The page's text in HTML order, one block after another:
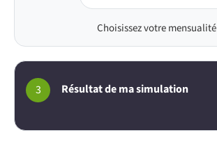
Choisissez votre mensualité
3 Résultat de ma simulation